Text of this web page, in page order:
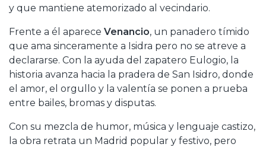
y que mantiene atemorizado al vecindario.
Frente a él aparece Venancio, un panadero tímido
que ama sinceramente a Isidra pero no se atreve a
declararse. Con la ayuda del zapatero Eulogio, la
historia avanza hacia la pradera de San Isidro, donde
el amor, el orgullo y la valentía se ponen a prueba
entre bailes, bromas y disputas.
Con su mezcla de humor, música y lenguaje castizo,
la obra retrata un Madrid popular y festivo, pero